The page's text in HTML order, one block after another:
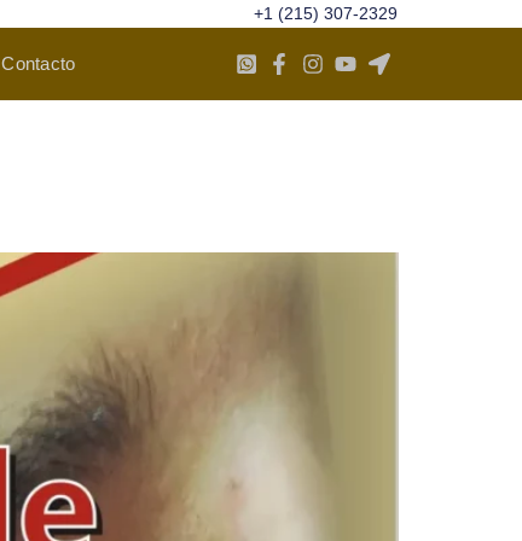
+1 (215) 307-2329
Contacto